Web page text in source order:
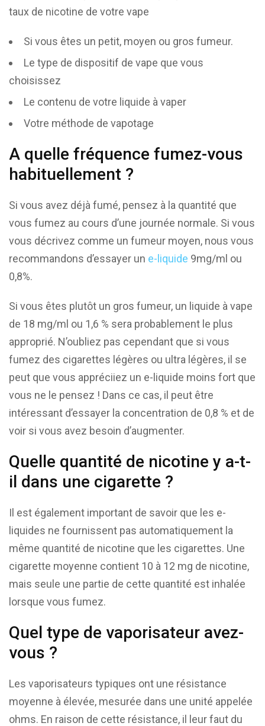
taux de nicotine de votre vape
Si vous êtes un petit, moyen ou gros fumeur.
Le type de dispositif de vape que vous
choisissez
Le contenu de votre liquide à vaper
Votre méthode de vapotage
A quelle fréquence fumez-vous
habituellement ?
Si vous avez déjà fumé, pensez à la quantité que
vous fumez au cours d’une journée normale. Si vous
vous décrivez comme un fumeur moyen, nous vous
recommandons d’essayer un e-liquide 9mg/ml ou
0,8%.
Si vous êtes plutôt un gros fumeur, un liquide à vape
de 18 mg/ml ou 1,6 % sera probablement le plus
approprié. N’oubliez pas cependant que si vous
fumez des cigarettes légères ou ultra légères, il se
peut que vous appréciiez un e-liquide moins fort que
vous ne le pensez ! Dans ce cas, il peut être
intéressant d’essayer la concentration de 0,8 % et de
voir si vous avez besoin d’augmenter.
Quelle quantité de nicotine y a-t-
il dans une cigarette ?
Il est également important de savoir que les e-
liquides ne fournissent pas automatiquement la
même quantité de nicotine que les cigarettes. Une
cigarette moyenne contient 10 à 12 mg de nicotine,
mais seule une partie de cette quantité est inhalée
lorsque vous fumez.
Quel type de vaporisateur avez-
vous ?
Les vaporisateurs typiques ont une résistance
moyenne à élevée, mesurée dans une unité appelée
ohms. En raison de cette résistance, il leur faut du